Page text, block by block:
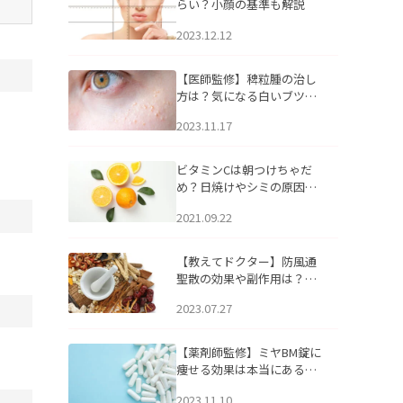
らい？小顔の基準も解説
2023.12.12
【医師監修】稗粒腫の治し
方は？気になる白いブツブ
アについて
2023.11.17
ビタミンCは朝つけちゃだ
め？日焼けやシミの原因に
2021.09.22
【教えてドクター】防風通
聖散の効果や副作用は？長
2023.07.27
【薬剤師監修】ミヤBM錠に
痩せる効果は本当にある